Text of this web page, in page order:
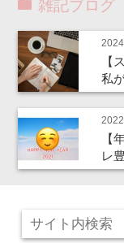
雑記ブログ
【
私
【
レ